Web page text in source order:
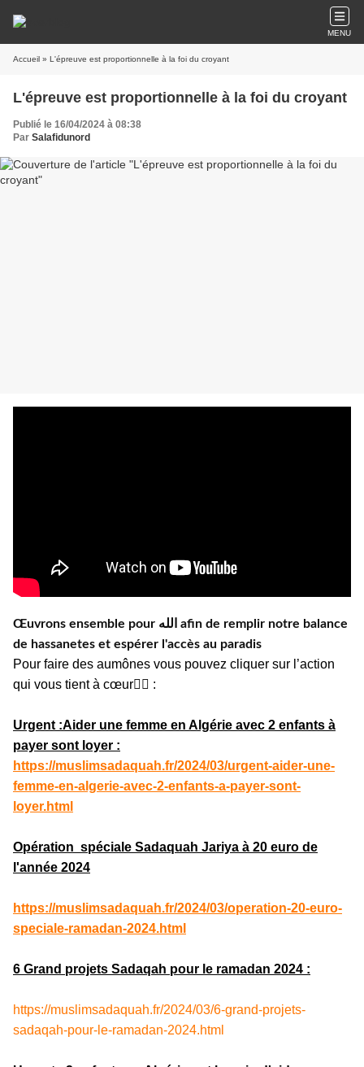
MENU
Accueil » L'épreuve est proportionnelle à la foi du croyant
L'épreuve est proportionnelle à la foi du croyant
Publié le 16/04/2024 à 08:38
Par Salafidunord
Œuvrons ensemble pour الله afin de remplir notre balance
de hassanetes et espérer l'accès au paradis
Pour faire des aumônes vous pouvez cliquer sur l’action
qui vous tient à cœur👇🏼 :
Urgent :Aider une femme en Algérie avec 2 enfants à
payer sont loyer :
https://muslimsadaquah.fr/2024/03/urgent-aider-une-
femme-en-algerie-avec-2-enfants-a-payer-sont-
loyer.html
Opération spéciale Sadaquah Jariya à 20 euro de
l'année 2024
https://muslimsadaquah.fr/2024/03/operation-20-euro-
speciale-ramadan-2024.html
6 Grand projets Sadaqah pour le ramadan 2024 :
https://muslimsadaquah.fr/2024/03/6-grand-projets-
sadaqah-pour-le-ramadan-2024.html